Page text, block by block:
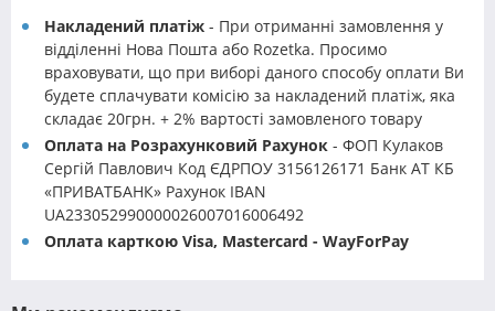
Накладений платіж - При отриманні замовлення у
відділенні Нова Пошта або Rozetka. Просимо
враховувати, що при виборі даного способу оплати Ви
будете сплачувати комісію за накладений платіж, яка
складає 20грн. + 2% вартості замовленого товару
Оплата на Розрахунковий Рахунок - ФОП Кулаков
Сергій Павлович Код ЄДРПОУ 3156126171 Банк АТ КБ
«ПРИВАТБАНК» Рахунок IBAN
UA233052990000026007016006492
Оплата карткою Visa, Mastercard - WayForPay